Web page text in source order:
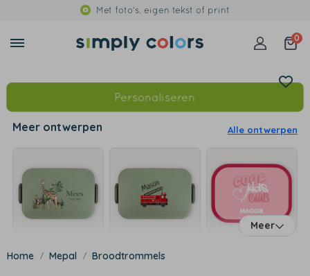
Met foto's, eigen tekst of print
0
Personaliseren
Meer ontwerpen Alle ontwerpen
Meer
Mepal Broodtrommels